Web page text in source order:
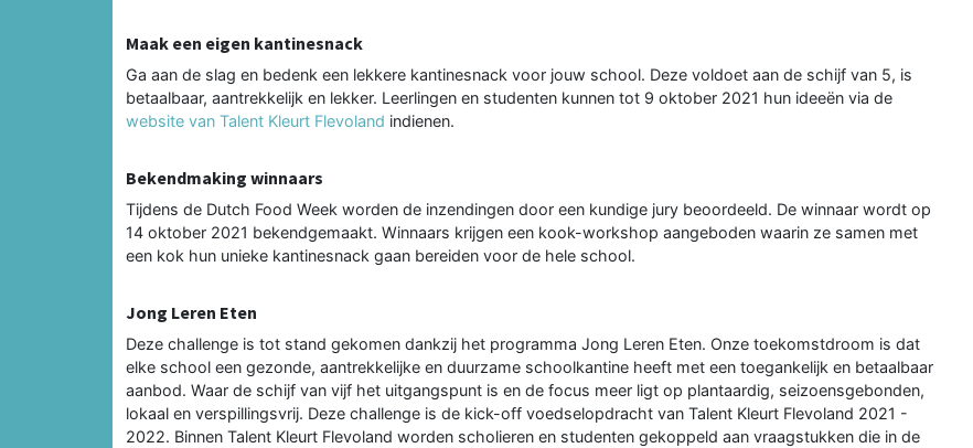
Maak een eigen kantinesnack
Ga aan de slag en bedenk een lekkere kantinesnack voor jouw school. Deze voldoet aan de schijf van 5, is
betaalbaar, aantrekkelijk en lekker. Leerlingen en studenten kunnen tot 9 oktober 2021 hun ideeën via de
website van Talent Kleurt Flevoland indienen.
Bekendmaking winnaars
Tijdens de Dutch Food Week worden de inzendingen door een kundige jury beoordeeld. De winnaar wordt op
14 oktober 2021 bekendgemaakt. Winnaars krijgen een kook-workshop aangeboden waarin ze samen met
een kok hun unieke kantinesnack gaan bereiden voor de hele school.
Jong Leren Eten
Deze challenge is tot stand gekomen dankzij het programma Jong Leren Eten. Onze toekomstdroom is dat
elke school een gezonde, aantrekkelijke en duurzame schoolkantine heeft met een toegankelijk en betaalbaar
aanbod. Waar de schijf van vijf het uitgangspunt is en de focus meer ligt op plantaardig, seizoensgebonden,
lokaal en verspillingsvrij. Deze challenge is de kick-off voedselopdracht van Talent Kleurt Flevoland 2021 -
2022. Binnen Talent Kleurt Flevoland worden scholieren en studenten gekoppeld aan vraagstukken die in de